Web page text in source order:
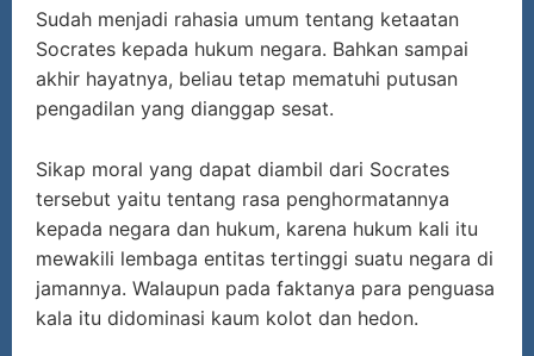
Sudah menjadi rahasia umum tentang ketaatan
Socrates kepada hukum negara. Bahkan sampai
akhir hayatnya, beliau tetap mematuhi putusan
pengadilan yang dianggap sesat.
Sikap moral yang dapat diambil dari Socrates
tersebut yaitu tentang rasa penghormatannya
kepada negara dan hukum, karena hukum kali itu
mewakili lembaga entitas tertinggi suatu negara di
jamannya. Walaupun pada faktanya para penguasa
kala itu didominasi kaum kolot dan hedon.